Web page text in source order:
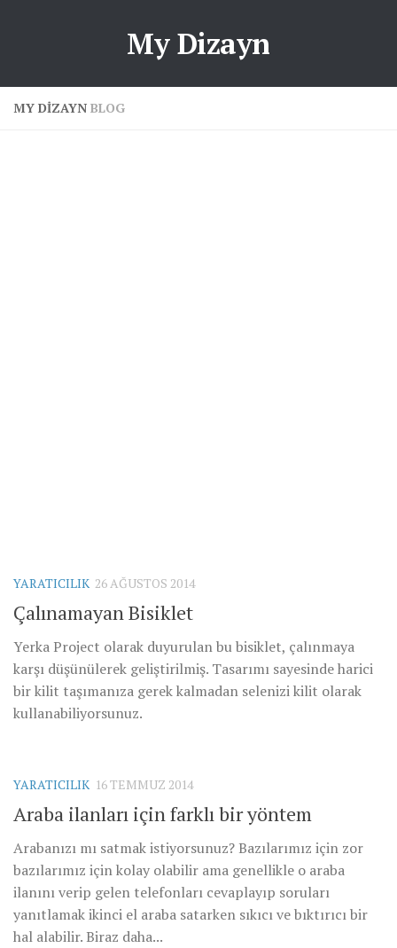
My Dizayn
MY DIZAYN BLOG
YARATICILIK 26 AĞUSTOS 2014
Çalınamayan Bisiklet
Yerka Project olarak duyurulan bu bisiklet, çalınmaya
karşı düşünülerek geliştirilmiş. Tasarımı sayesinde harici
bir kilit taşımanıza gerek kalmadan selenizi kilit olarak
kullanabiliyorsunuz.
YARATICILIK 16 TEMMUZ 2014
Araba ilanları için farklı bir yöntem
Arabanızı mı satmak istiyorsunuz? Bazılarımız için zor
bazılarımız için kolay olabilir ama genellikle o araba
ilanını verip gelen telefonları cevaplayıp soruları
yanıtlamak ikinci el araba satarken sıkıcı ve bıktırıcı bir
hal alabilir. Biraz daha...